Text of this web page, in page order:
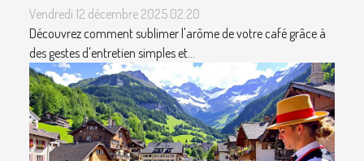
Vendredi 12 décembre 2025 02:20
Découvrez comment sublimer l'arôme de votre café grâce à
des gestes d'entretien simples et...